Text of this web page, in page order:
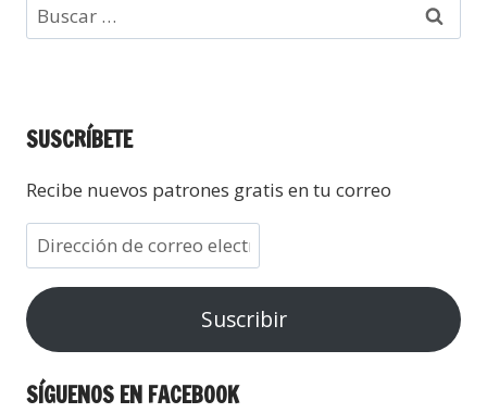
SUSCRÍBETE
Recibe nuevos patrones gratis en tu correo
Suscribir
SÍGUENOS EN FACEBOOK